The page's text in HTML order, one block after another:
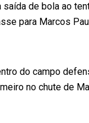
saída de bola ao
para Marcos
do campo
no chute de